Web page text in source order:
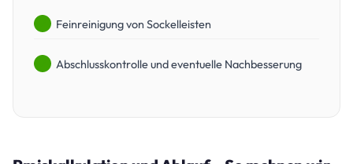
Feinreinigung von Sockelleisten
Abschlusskontrolle und eventuelle Nachbesserung